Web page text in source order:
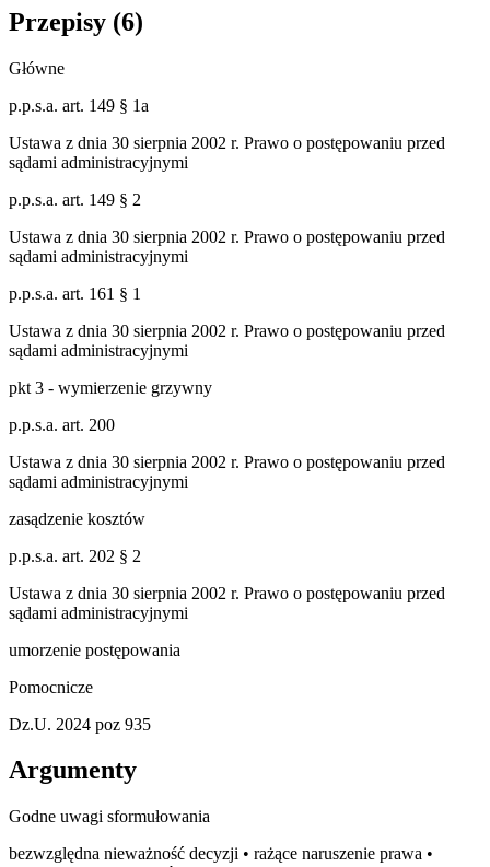
Przepisy (6)
Główne
p.p.s.a. art. 149 § 1a
Ustawa z dnia 30 sierpnia 2002 r. Prawo o postępowaniu przed
sądami administracyjnymi
p.p.s.a. art. 149 § 2
Ustawa z dnia 30 sierpnia 2002 r. Prawo o postępowaniu przed
sądami administracyjnymi
p.p.s.a. art. 161 § 1
Ustawa z dnia 30 sierpnia 2002 r. Prawo o postępowaniu przed
sądami administracyjnymi
pkt 3 - wymierzenie grzywny
p.p.s.a. art. 200
Ustawa z dnia 30 sierpnia 2002 r. Prawo o postępowaniu przed
sądami administracyjnymi
zasądzenie kosztów
p.p.s.a. art. 202 § 2
Ustawa z dnia 30 sierpnia 2002 r. Prawo o postępowaniu przed
sądami administracyjnymi
umorzenie postępowania
Pomocnicze
Dz.U. 2024 poz 935
Argumenty
Godne uwagi sformułowania
bezwzględna nieważność decyzji • rażące naruszenie prawa •